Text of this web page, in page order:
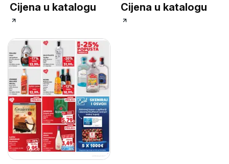
Cijena u katalogu Cijena u katalogu